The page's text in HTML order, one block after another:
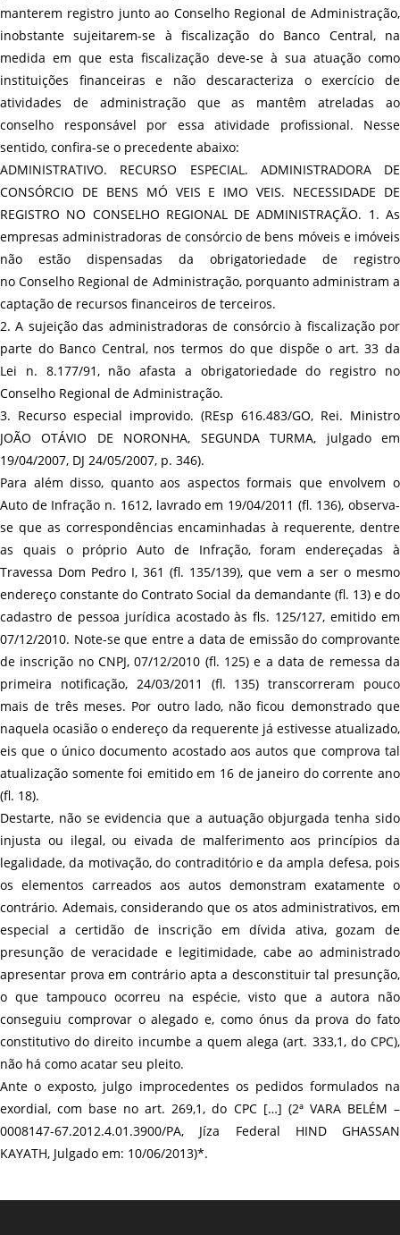
manterem registro junto ao Conselho Regional de Administração,
inobstante sujeitarem-se à fiscalização do Banco Central, na
medida em que esta fiscalização deve-se à sua atuação como
instituições financeiras e não descaracteriza o exercício de
atividades de administração que as mantêm atreladas ao
conselho responsável por essa atividade profissional. Nesse
sentido, confira-se o precedente abaixo:
ADMINISTRATIVO. RECURSO ESPECIAL. ADMINISTRADORA DE
CONSÓRCIO DE BENS MÓ VEIS E IMO VEIS. NECESSIDADE DE
REGISTRO NO CONSELHO REGIONAL DE ADMINISTRAÇÃO. 1. As
empresas administradoras de consórcio de bens móveis e imóveis
não estão dispensadas da obrigatoriedade de registro
no Conselho Regional de Administração, porquanto administram a
captação de recursos financeiros de terceiros.
2. A sujeição das administradoras de consórcio à fiscalização por
parte do Banco Central, nos termos do que dispõe o art. 33 da
Lei n. 8.177/91, não afasta a obrigatoriedade do registro no
Conselho Regional de Administração.
3. Recurso especial improvido. (REsp 616.483/GO, Rei. Ministro
JOÃO OTÁVIO DE NORONHA, SEGUNDA TURMA, julgado em
19/04/2007, DJ 24/05/2007, p. 346).
Para além disso, quanto aos aspectos formais que envolvem o
Auto de Infração n. 1612, lavrado em 19/04/2011 (fl. 136), observa-
se que as correspondências encaminhadas à requerente, dentre
as quais o próprio Auto de Infração, foram endereçadas à
Travessa Dom Pedro I, 361 (fl. 135/139), que vem a ser o mesmo
endereço constante do Contrato Social da demandante (fl. 13) e do
cadastro de pessoa jurídica acostado às fls. 125/127, emitido em
07/12/2010. Note-se que entre a data de emissão do comprovante
de inscrição no CNPJ, 07/12/2010 (fl. 125) e a data de remessa da
primeira notificação, 24/03/2011 (fl. 135) transcorreram pouco
mais de três meses. Por outro lado, não ficou demonstrado que
naquela ocasião o endereço da requerente já estivesse atualizado,
eis que o único documento acostado aos autos que comprova tal
atualização somente foi emitido em 16 de janeiro do corrente ano
(fl. 18).
Destarte, não se evidencia que a autuação objurgada tenha sido
injusta ou ilegal, ou eivada de malferimento aos princípios da
legalidade, da motivação, do contraditório e da ampla defesa, pois
os elementos carreados aos autos demonstram exatamente o
contrário. Ademais, considerando que os atos administrativos, em
especial a certidão de inscrição em dívida ativa, gozam de
presunção de veracidade e legitimidade, cabe ao administrado
apresentar prova em contrário apta a desconstituir tal presunção,
o que tampouco ocorreu na espécie, visto que a autora não
conseguiu comprovar o alegado e, como ónus da prova do fato
constitutivo do direito incumbe a quem alega (art. 333,1, do CPC),
não há como acatar seu pleito.
Ante o exposto, julgo improcedentes os pedidos formulados na
exordial, com base no art. 269,1, do CPC […] (2ª VARA BELÉM –
0008147-67.2012.4.01.3900/PA, Jíza Federal HIND GHASSAN
KAYATH, Julgado em: 10/06/2013)*.